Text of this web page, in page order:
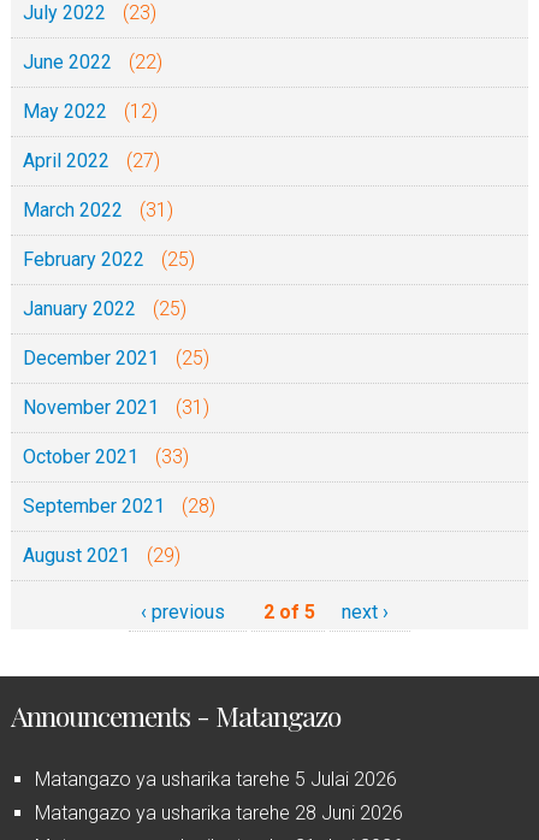
July 2022 (23)
June 2022 (22)
May 2022 (12)
April 2022 (27)
March 2022 (31)
February 2022 (25)
January 2022 (25)
December 2021 (25)
November 2021 (31)
October 2021 (33)
September 2021 (28)
August 2021 (29)
‹ previous 2 of 5 next ›
Announcements - Matangazo
Matangazo ya usharika tarehe 5 Julai 2026
Matangazo ya usharika tarehe 28 Juni 2026